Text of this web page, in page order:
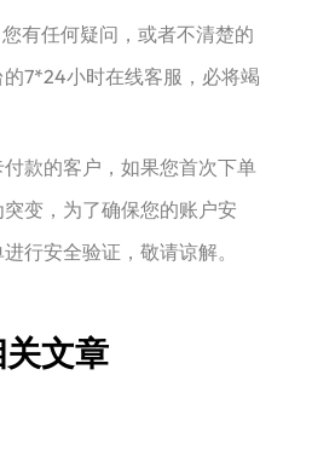
有任何疑问，或者不清楚的
7*24小时在线客服，必将竭
款的客户，如果您首次下单
变，为了确保您的账户安
行安全验证，敬请谅解。
文章